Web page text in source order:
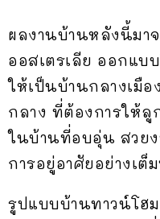
ผลงานบ้านหลังนี้มาจ
ออสเตรเลีย ออกแบ
ให้เป็นบ้านกลางเมื
กลาง ที่ต้องการให้ลู
ในบ้านที่อบอุ่น สวยง
การอยู่อาศัยอย่างเต็
รูปแบบบ้านทาวน์โฮ